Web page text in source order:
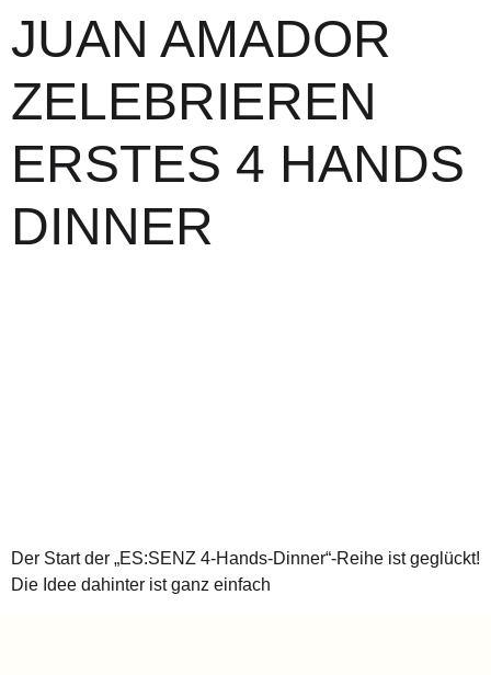
JUAN AMADOR
ZELEBRIEREN
ERSTES 4 HANDS
DINNER
Der Start der „ES:SENZ 4-Hands-Dinner“-Reihe ist geglückt!
Die Idee dahinter ist ganz einfach